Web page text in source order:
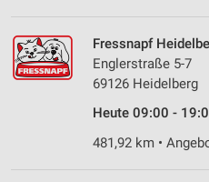
Fressnapf
Englerstraße 5-7
69126 Heidelberg
Heute 09:00 -
481,92 km •
Entwicklung und Verbesserung
Verwendung reduzierter Daten
Verwendung genauer